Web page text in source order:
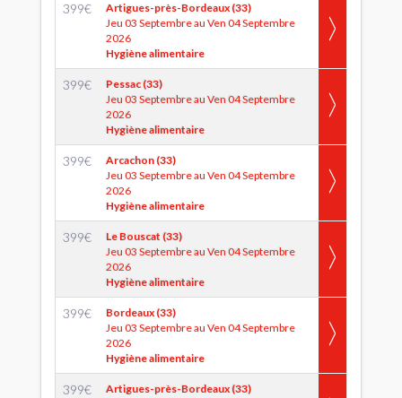
399€
Artigues-près-Bordeaux (33)
Jeu 03 Septembre au Ven 04 Septembre
2026
Hygiène alimentaire
399€
Pessac (33)
Jeu 03 Septembre au Ven 04 Septembre
2026
Hygiène alimentaire
399€
Arcachon (33)
Jeu 03 Septembre au Ven 04 Septembre
2026
Hygiène alimentaire
399€
Le Bouscat (33)
Jeu 03 Septembre au Ven 04 Septembre
2026
Hygiène alimentaire
399€
Bordeaux (33)
Jeu 03 Septembre au Ven 04 Septembre
2026
Hygiène alimentaire
399€
Artigues-près-Bordeaux (33)